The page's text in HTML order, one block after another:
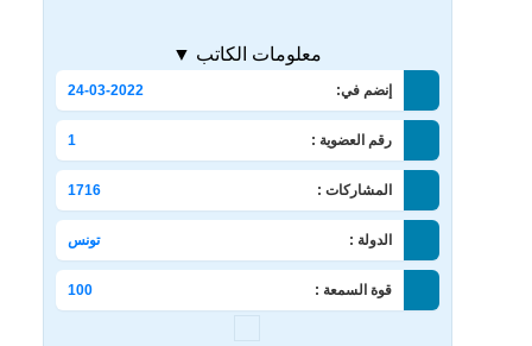
معلومات الكاتب ▼
إنضم في: 24-03-2022
رقم العضوية : 1
المشاركات : 1716
الدولة : تونس
قوة السمعة : 100